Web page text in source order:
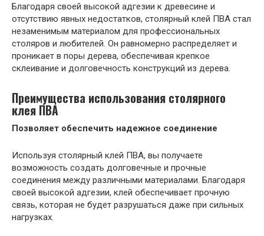
Благодаря своей высокой адгезии к древесине и
отсутствию явных недостатков, столярный клей ПВА стал
незаменимым материалом для профессиональных
столяров и любителей. Он равномерно распределяет и
проникает в поры дерева, обеспечивая крепкое
склеивание и долговечность конструкций из дерева.
Преимущества использования столярного
клея ПВА
Позволяет обеспечить надежное соединение
Используя столярный клей ПВА, вы получаете
возможность создать долговечные и прочные
соединения между различными материалами. Благодаря
своей высокой адгезии, клей обеспечивает прочную
связь, которая не будет разрушаться даже при сильных
нагрузках.